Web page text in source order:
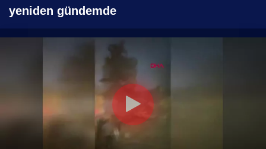
yeniden gündemde